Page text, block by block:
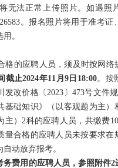
无法正常上传照片。如遇照
。报名照片将用于准考证
。
的应聘人员，须及时按网络
截止2024年11月9日 18:00。按
发改价格〔2023〕473号文件
基础知识》（以客观题为主）
主）2科的应聘人员，共缴费
量合格的应聘人员未按要求在
动放弃报考。
务费用的应聘人员，参照附件2